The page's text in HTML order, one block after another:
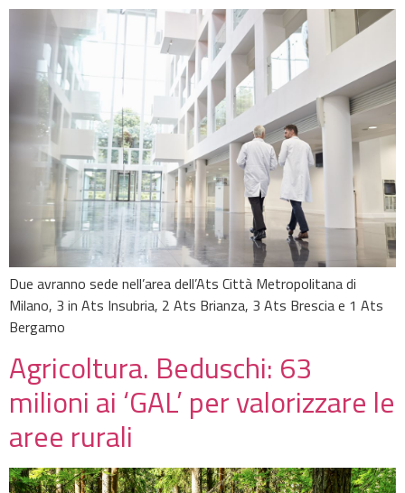
Due avranno sede nell’area dell’Ats Città Metropolitana di
Milano, 3 in Ats Insubria, 2 Ats Brianza, 3 Ats Brescia e 1 Ats
Bergamo
Agricoltura. Beduschi: 63
milioni ai ‘GAL’ per valorizzare le
aree rurali